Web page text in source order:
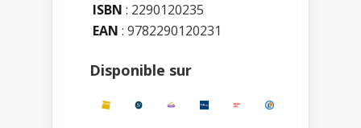
ISBN : 2290120235
EAN : 9782290120231
Disponible sur